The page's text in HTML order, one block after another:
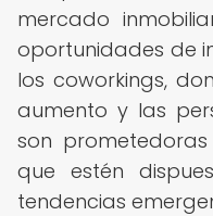
mercado
oportunidades de
los coworkings,
aumento y las
son
que estén
tendencias